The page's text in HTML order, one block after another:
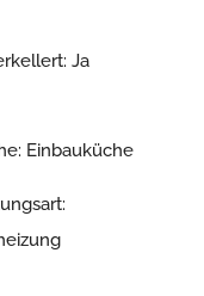
Ja
Einbauküche